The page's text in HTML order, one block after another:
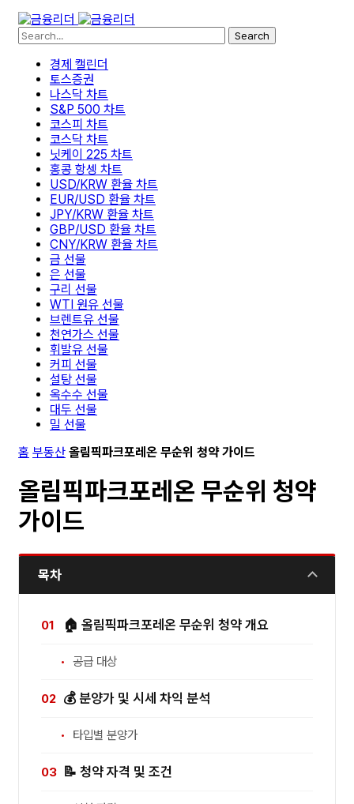
Search
경제 캘린더
토스증권
나스닥 차트
S&P 500 차트
코스피 차트
코스닥 차트
닛케이 225 차트
홍콩 항셍 차트
USD/KRW 환율 차트
EUR/USD 환율 차트
JPY/KRW 환율 차트
GBP/USD 환율 차트
CNY/KRW 환율 차트
금 선물
은 선물
구리 선물
WTI 원유 선물
브렌트유 선물
천연가스 선물
휘발유 선물
커피 선물
설탕 선물
옥수수 선물
대두 선물
밀 선물
홈 부동산 올림픽파크포레온 무순위 청약 가이드
올림픽파크포레온 무순위 청약
가이드
목차
🏠 올림픽파크포레온 무순위 청약 개요
공급 대상
💰 분양가 및 시세 차익 분석
타입별 분양가
📝 청약 자격 및 조건